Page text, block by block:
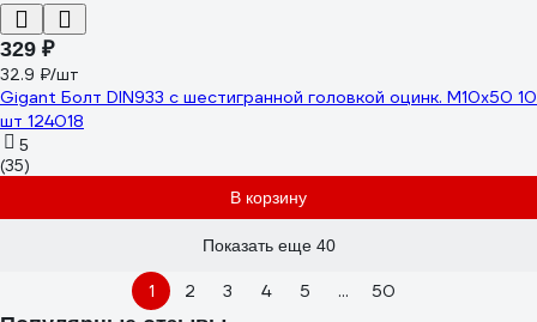
329 ₽
32.9 ₽/шт
Gigant Болт DIN933 с шестигранной головкой оцинк. М10x50 10
шт 124018
5
(35)
В корзину
Показать еще 40
1 2 3 4 5 ... 50